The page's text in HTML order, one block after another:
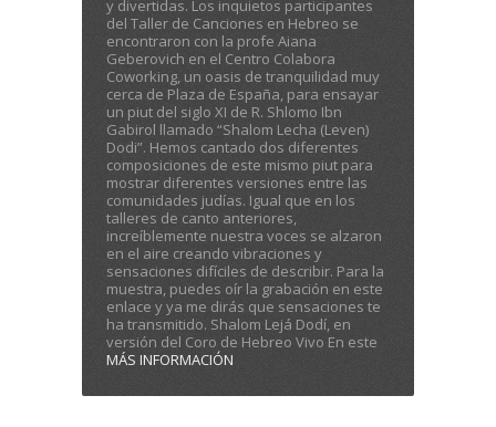
y divertidas. Los inquietos participantes
del Taller de Canciones en Hebreo se
encontraron con la profe Aiana
Geberovich en el Centro Colabora
Coworking, un oasis de tranquilidad muy
cerca de Plaza de España, para ensayar
un piut del siglo XI de R. Shlomo Ibn
Gabirol llamado “Shalom Lecha (Leven)
Dodi”. Hemos cantado dos diferentes
composiciones de este mismo piut para
mostrar diferentes versiones entre las
comunidades judías. Igual que en los
talleres de canto anteriores,
increíblemente nuestra voces se alzaron
en el aire creando vibraciones y
sensaciones difíciles de describir. Para la
muestra, puedes oír la grabación en este
enlace y ya me dirás que sensaciones te
ha transmitido. Shalom Lejá Dodí, en
versión del Coro de Hebreo Vivo En este
MÁS INFORMACIÓN